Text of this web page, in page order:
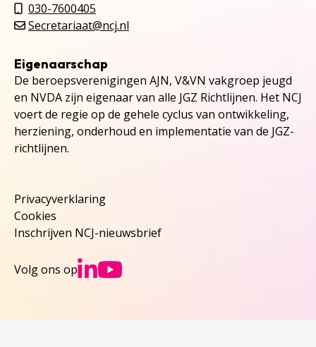
030-7600405
Secretariaat@ncj.nl
Eigenaarschap
De beroepsverenigingen AJN, V&VN vakgroep jeugd
en NVDA zijn eigenaar van alle JGZ Richtlijnen. Het NCJ
voert de regie op de gehele cyclus van ontwikkeling,
herziening, onderhoud en implementatie van de JGZ-
richtlijnen.
Privacyverklaring
Cookies
Inschrijven NCJ-nieuwsbrief
Volg ons op Ga naar NCJs